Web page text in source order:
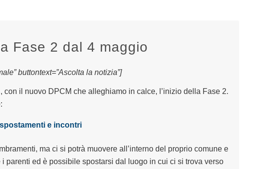
Fase 2 dal 4 maggio
buttontext=”Ascolta la notizia”]
con il nuovo DPCM che alleghiamo in calce, l’inizio della Fase 2.
e incontri
ma ci si potrà muovere all’interno del proprio comune e
parenti ed è possibile spostarsi dal luogo in cui ci si trova verso